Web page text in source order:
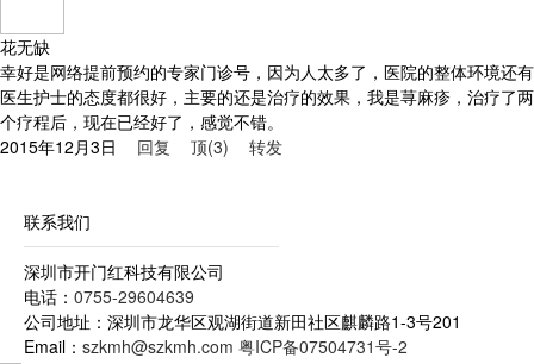
花无缺
幸好是网络提前预约的专家门诊号，因为人太多了，医院的整体环境还有
医生护士的态度都很好，主要的还是治疗的效果，我是荨麻疹，治疗了两
个疗程后，现在已经好了，感觉不错。
2015年12月3日
回复 顶(3) 转发
联系我们
深圳市开门红科技有限公司
电话： 0755-29604639
公司地址：深圳市龙华区观湖街道新田社区麒麟路1-3号201
Email： szkmh@szkmh.com 粤ICP备07504731号-2